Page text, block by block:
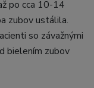
po cca 10-14
zubov ustálila.
so závažnými
bielením zubov